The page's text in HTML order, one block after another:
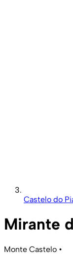
Castelo do
Mirante
Monte Castelo •